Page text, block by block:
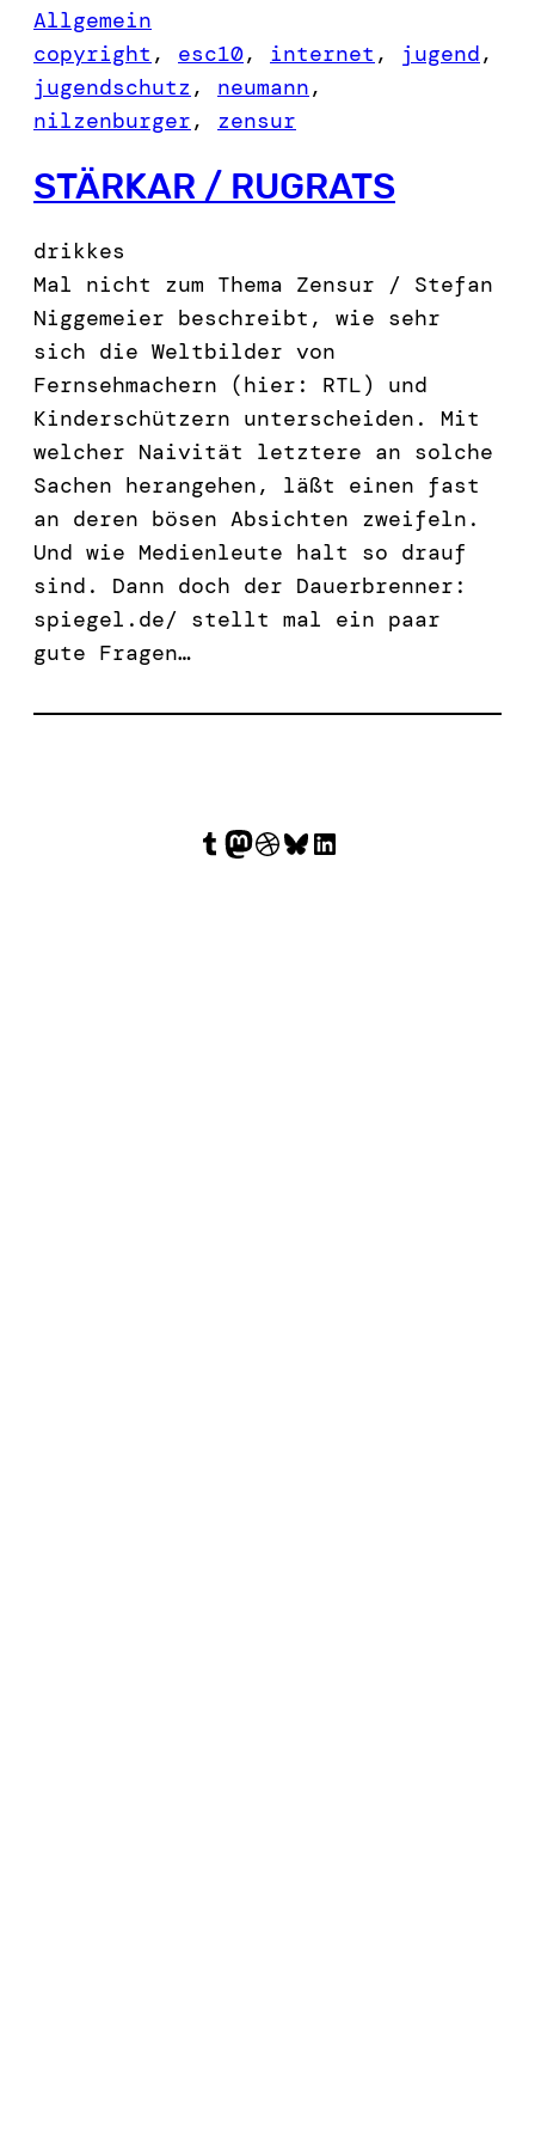
Allgemein
copyright , esc10, internet , jugend
jugendschutz , neumann
nilzenburger, zensur
STÄRKAR / RUGRATS
drikkes
Mal nicht zum Thema Zensur / Stefan
Niggemeier beschreibt, wie sehr
sich die Weltbilder von
Fernsehmachern (hier: RTL) und
Kinderschützern unterscheiden. Mit
welcher Naivität letztere an solche
Sachen herangehen, läßt einen fast
an deren bösen Absichten zweifeln.
Und wie Medienleute halt so drauf
sind. Dann doch der Dauerbrenner:
spiegel.de/ stellt mal ein paar
gute Fragen…
Tumblr Mastodon Dribbble Bluesky LinkedIn